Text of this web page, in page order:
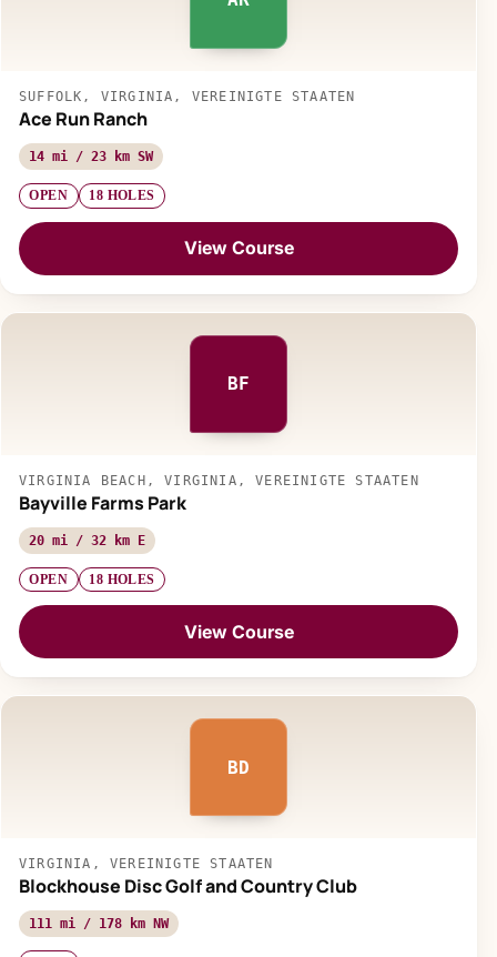
SUFFOLK, VIRGINIA, VEREINIGTE STAATEN
Ace Run Ranch
14 mi / 23 km SW
OPEN 18 HOLES
View Course
BF
VIRGINIA BEACH, VIRGINIA, VEREINIGTE STAATEN
Bayville Farms Park
20 mi / 32 km E
OPEN 18 HOLES
View Course
BD
VIRGINIA, VEREINIGTE STAATEN
Blockhouse Disc Golf and Country Club
111 mi / 178 km NW